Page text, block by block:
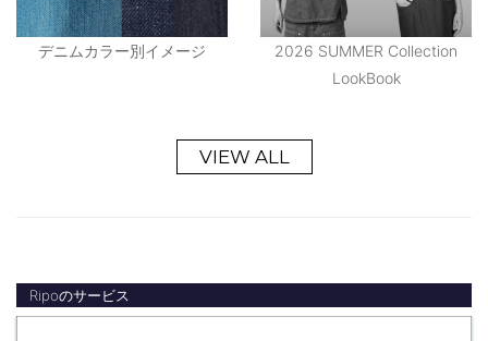
デニムカラー別イメージ
2026 SUMMER Collection
LookBook
VIEW ALL
Ripoのサービス